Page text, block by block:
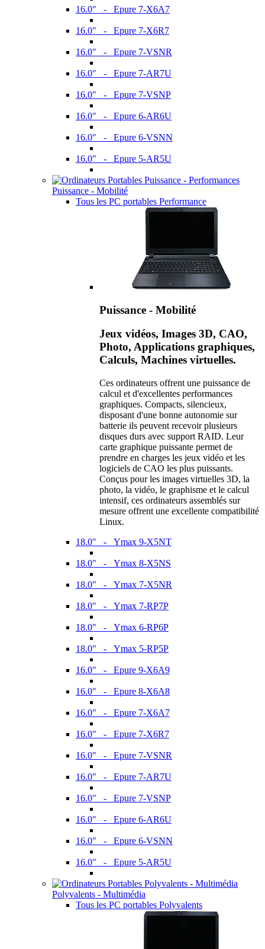
16.0" - Epure 7-X6A7
16.0" - Epure 7-X6R7
16.0" - Epure 7-VSNR
16.0" - Epure 7-AR7U
16.0" - Epure 7-VSNP
16.0" - Epure 6-AR6U
16.0" - Epure 6-VSNN
16.0" - Epure 5-AR5U
Puissance - Mobilité
Tous les PC portables Performance
Puissance - Mobilité
Jeux vidéos, Images 3D, CAO,
Photo, Applications graphiques,
Calculs, Machines virtuelles.
Ces ordinateurs offrent une puissance de
calcul et d'excellentes performances
graphiques. Compacts, silencieux,
disposant d'une bonne autonomie sur
batterie ils peuvent recevoir plusieurs
disques durs avec support RAID. Leur
carte graphique puissante permet de
prendre en charges les jeux vidéo et les
logiciels de CAO les plus puissants.
Conçus pour les images virtuelles 3D, la
photo, la vidéo, le graphisme et le calcul
intensif, ces ordinateurs assemblés sur
mesure offrent une excellente compatibilité
Linux.
18.0" - Ymax 9-X5NT
18.0" - Ymax 8-X5NS
18.0" - Ymax 7-X5NR
18.0" - Ymax 7-RP7P
18.0" - Ymax 6-RP6P
18.0" - Ymax 5-RP5P
16.0" - Epure 9-X6A9
16.0" - Epure 8-X6A8
16.0" - Epure 7-X6A7
16.0" - Epure 7-X6R7
16.0" - Epure 7-VSNR
16.0" - Epure 7-AR7U
16.0" - Epure 7-VSNP
16.0" - Epure 6-AR6U
16.0" - Epure 6-VSNN
16.0" - Epure 5-AR5U
Polyvalents - Multimédia
Tous les PC portables Polyvalents